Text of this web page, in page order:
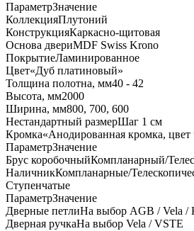
ПараметрЗначение
КоллекцияПлутоний
КонструкцияКаркасно-щитовая
Основа двериMDF Swiss Krono
ПокрытиеЛаминированное
Цвет«Дуб платиновый»
Толщина полотна, мм40 - 42
Высота, мм2000
Ширина, мм800, 700, 600
Нестандартный размерШаг 1 см
Кромка«Анодированная кромка,
ПараметрЗначение
Брус коробочныйКомпланарный/
НаличникКомпланарные/
Ступенчатые
ПараметрЗначение
Дверные петлиНа выбор AGB / Vela /
Дверная ручкаНа выбор Vela / VSTE